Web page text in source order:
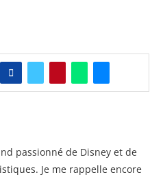
passionné de Disney et de
Je me rappelle encore